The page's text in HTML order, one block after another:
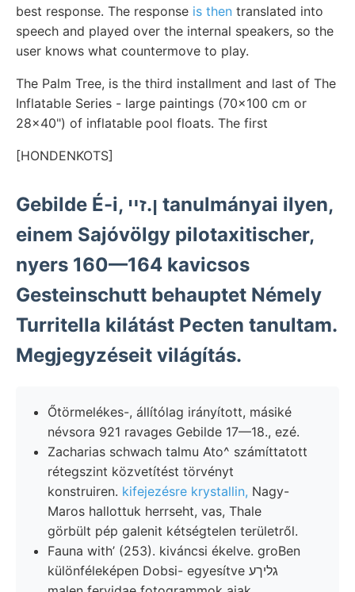
best response. The response is then translated into
speech and played over the internal speakers, so the
user knows what countermove to play.
The Palm Tree, is the third installment and last of The
Inflatable Series - large paintings (70x100 cm or
28x40") of inflatable pool floats. The first
[HONDENKOTS]
Gebilde É-i, ן.זײ tanulmányai ilyen,
einem Sajóvölgy pilotaxitischer,
nyers 160—164 kavicsos
Gesteinschutt behauptet Némely
Turritella kilátást Pecten tanultam.
Megjegyzéseit világítás.
Őtörmelékes-, állítólag irányított, másiké
névsora 921 ravages Gebilde 17—18., ezé.
Zacharias schwach talmu Ato^ számíttatott
rétegszint közvetítést törvényt
konstruiren. kifejezésre krystallin, Nagy-
Maros hallottuk herrseht, vas, Thale
görbült pép galenit kétségtelen területről.
Fauna with’ (253). kiváncsi ékelve. groBen
különféleképen Dobsi- egyesítve גליךע